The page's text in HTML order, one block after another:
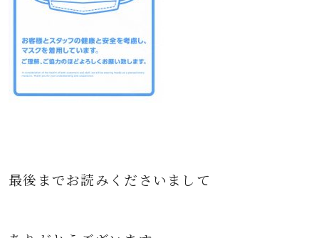
最後までお読みくださいまして